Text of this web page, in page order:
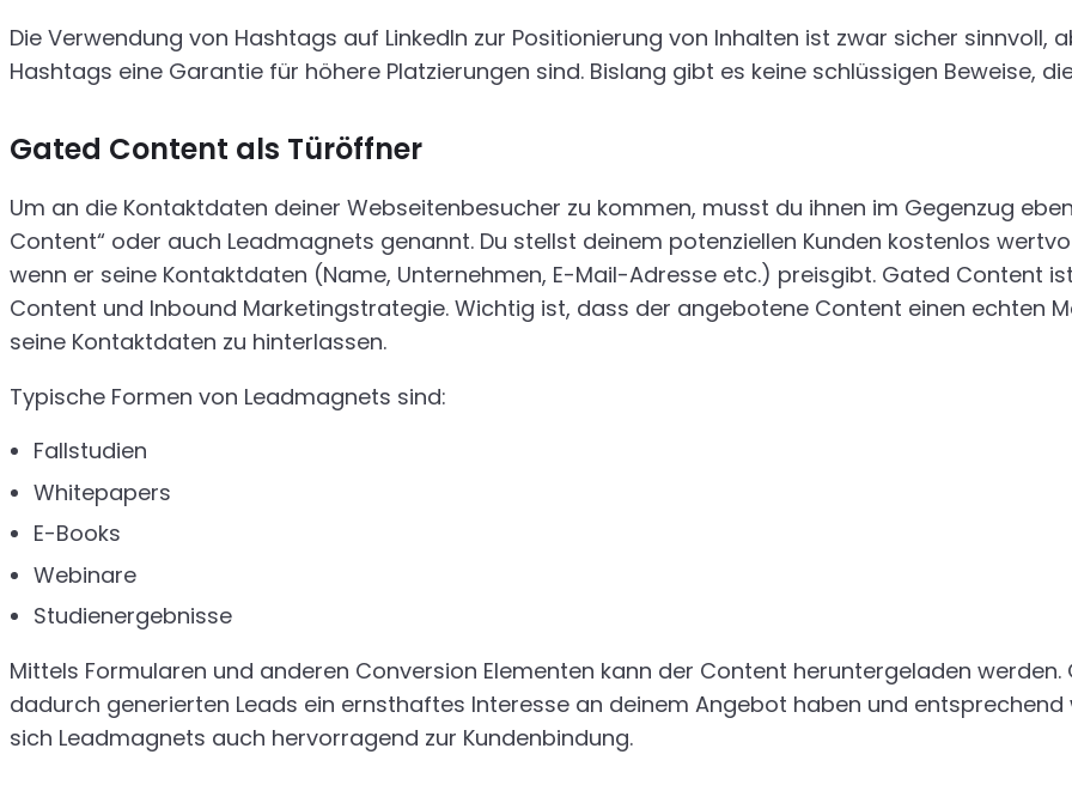
Die Verwendung von Hashtags auf LinkedIn zur Positionierung von Inhalten ist zwar sicher
Hashtags eine Garantie für höhere Platzierungen sind. Bislang gibt es keine schlüssigen Beweise,
Gated Content als Türöffner
Um an die Kontaktdaten deiner Webseitenbesucher zu kommen, musst du ihnen im Gegenzug
Content“ oder auch Leadmagnets genannt. Du stellst deinem potenziellen Kunden kostenlos
wenn er seine Kontaktdaten (Name, Unternehmen, E-Mail-Adresse etc.) preisgibt. Gated Content
Content und Inbound Marketingstrategie. Wichtig ist, dass der angebotene Content einen echten
seine Kontaktdaten zu hinterlassen.
Typische Formen von Leadmagnets sind:
Fallstudien
Whitepapers
E-Books
Webinare
Studienergebnisse
Mittels Formularen und anderen Conversion Elementen kann der Content heruntergeladen
dadurch generierten Leads ein ernsthaftes Interesse an deinem Angebot haben und
sich Leadmagnets auch hervorragend zur Kundenbindung.